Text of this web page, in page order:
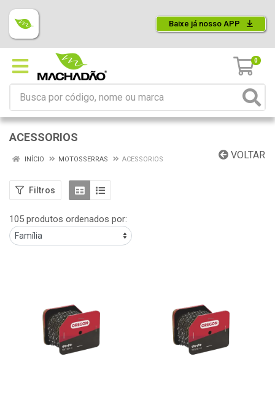
Baixe já nosso APP
0
ACESSORIOS
VOLTAR
INÍCIO MOTOSSERRAS ACESSORIOS
Filtros
105 produtos ordenados por: